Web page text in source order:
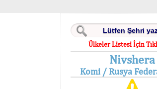
Ülkeler Listesi İçin
Nivshera
Komi / Rusya